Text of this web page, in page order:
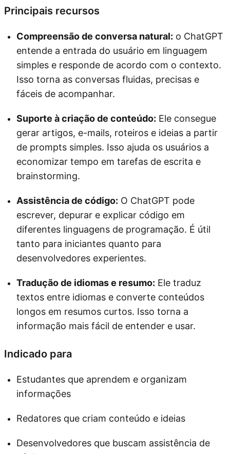
Principais recursos
Compreensão de conversa natural: o ChatGPT
entende a entrada do usuário em linguagem
simples e responde de acordo com o contexto.
Isso torna as conversas fluidas, precisas e
fáceis de acompanhar.
Suporte à criação de conteúdo: Ele consegue
gerar artigos, e-mails, roteiros e ideias a partir
de prompts simples. Isso ajuda os usuários a
economizar tempo em tarefas de escrita e
brainstorming.
Assistência de código: O ChatGPT pode
escrever, depurar e explicar código em
diferentes linguagens de programação. É útil
tanto para iniciantes quanto para
desenvolvedores experientes.
Tradução de idiomas e resumo: Ele traduz
textos entre idiomas e converte conteúdos
longos em resumos curtos. Isso torna a
informação mais fácil de entender e usar.
Indicado para
Estudantes que aprendem e organizam
informações
Redatores que criam conteúdo e ideias
Desenvolvedores que buscam assistência de